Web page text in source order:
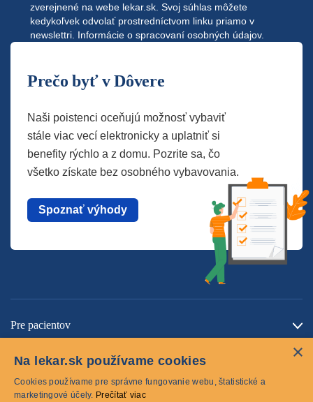
zverejnené na webe lekar.sk . Svoj súhlas môžete
kedykoľvek odvolať prostredníctvom linku priamo v
newslettri. Informácie o spracovaní osobných údajov.
Prečo byť v Dôvere
Naši poistenci oceňujú možnosť vybaviť
stále viac vecí elektronicky a uplatniť si
benefity rýchlo a z domu. Pozrite sa, čo
všetko získate bez osobného vybavovania.
Spoznať výhody
Pre pacientov
×
Na lekar.sk používame cookies
Cookies používame pre správne fungovanie webu, štatistické a
marketingové účely. Prečítať viac